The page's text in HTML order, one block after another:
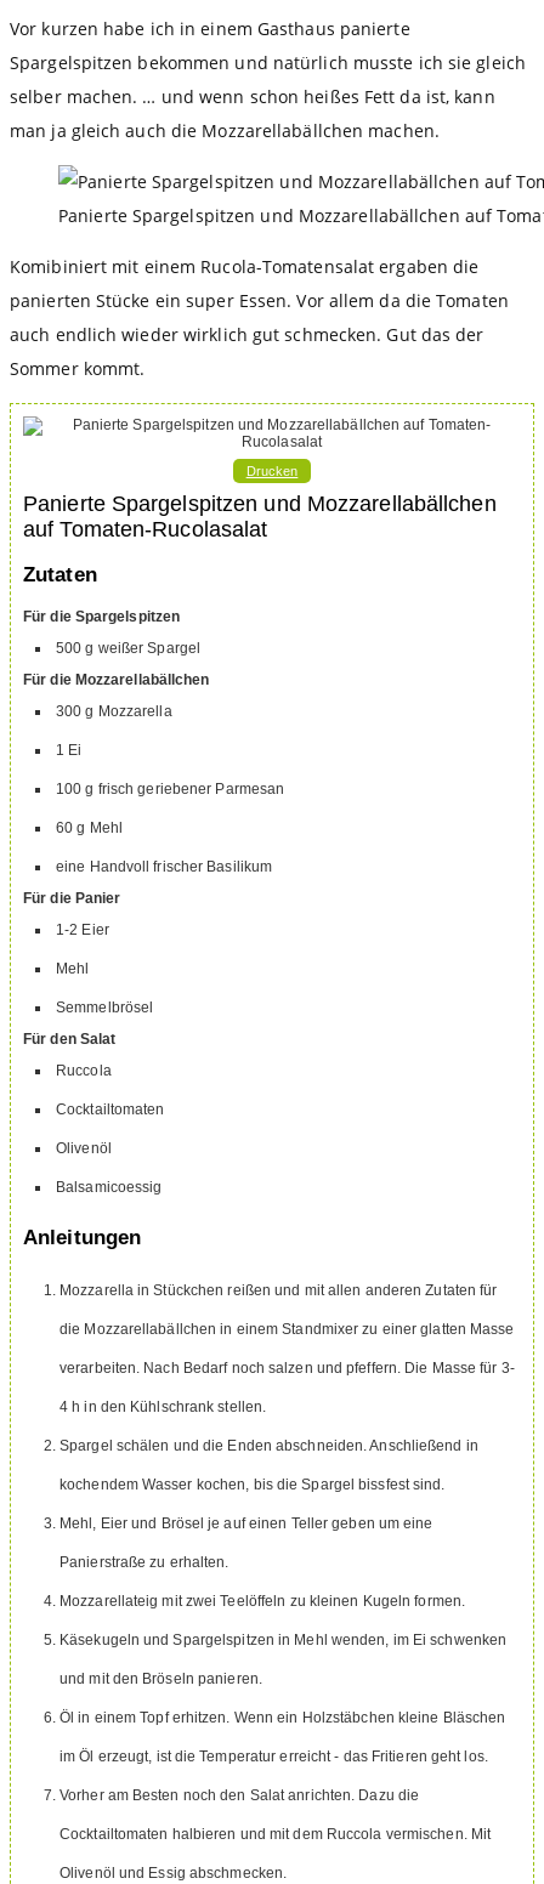
Vor kurzen habe ich in einem Gasthaus panierte
Spargelspitzen bekommen und natürlich musste ich sie gleich
selber machen. … und wenn schon heißes Fett da ist, kann
man ja gleich auch die Mozzarellabällchen machen.
Panierte Spargelspitzen und Mozzarellabällchen auf
Komibiniert mit einem Rucola-Tomatensalat ergaben die
panierten Stücke ein super Essen. Vor allem da die Tomaten
auch endlich wieder wirklich gut schmecken. Gut das der
Sommer kommt.
Drucken
Panierte Spargelspitzen und Mozzarellabällchen
auf Tomaten-Rucolasalat
Zutaten
Für die Spargelspitzen
500 g weißer Spargel
Für die Mozzarellabällchen
300 g Mozzarella
1 Ei
100 g frisch geriebener Parmesan
60 g Mehl
eine Handvoll frischer Basilikum
Für die Panier
1-2 Eier
Mehl
Semmelbrösel
Für den Salat
Ruccola
Cocktailtomaten
Olivenöl
Balsamicoessig
Anleitungen
Mozzarella in Stückchen reißen und mit allen anderen Zutaten für
die Mozzarellabällchen in einem Standmixer zu einer glatten Masse
verarbeiten. Nach Bedarf noch salzen und pfeffern. Die Masse für 3-
4 h in den Kühlschrank stellen.
Spargel schälen und die Enden abschneiden. Anschließend in
kochendem Wasser kochen, bis die Spargel bissfest sind.
Mehl, Eier und Brösel je auf einen Teller geben um eine
Panierstraße zu erhalten.
Mozzarellateig mit zwei Teelöffeln zu kleinen Kugeln formen.
Käsekugeln und Spargelspitzen in Mehl wenden, im Ei schwenken
und mit den Bröseln panieren.
Öl in einem Topf erhitzen. Wenn ein Holzstäbchen kleine Bläschen
im Öl erzeugt, ist die Temperatur erreicht - das Fritieren geht los.
Vorher am Besten noch den Salat anrichten. Dazu die
Cocktailtomaten halbieren und mit dem Ruccola vermischen. Mit
Olivenöl und Essig abschmecken.